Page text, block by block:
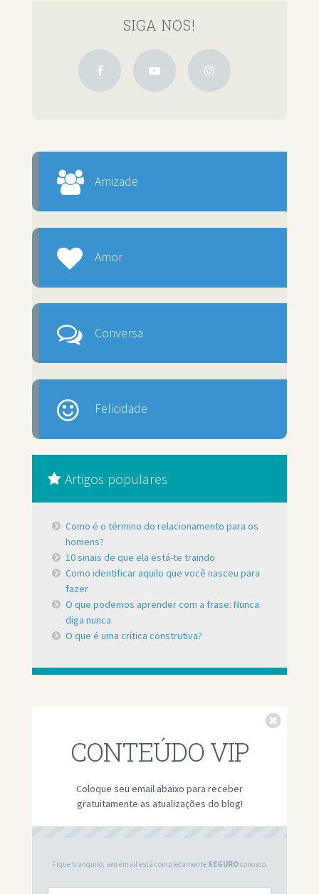
SIGA NOS!
Amizade
Amor
Conversa
Felicidade
Artigos populares
Como é o término do relacionamento para os
homens?
10 sinais de que ela está-te traindo
Como identificar aquilo que você nasceu para
fazer
O que podemos aprender com a frase: Nunca
diga nunca
O que é uma crítica construtiva?
CONTEÚDO VIP
Coloque seu email abaixo para receber
gratuitamente as atualizações do blog!
Fique tranquilo, seu email está completamente SEGUROconosco.